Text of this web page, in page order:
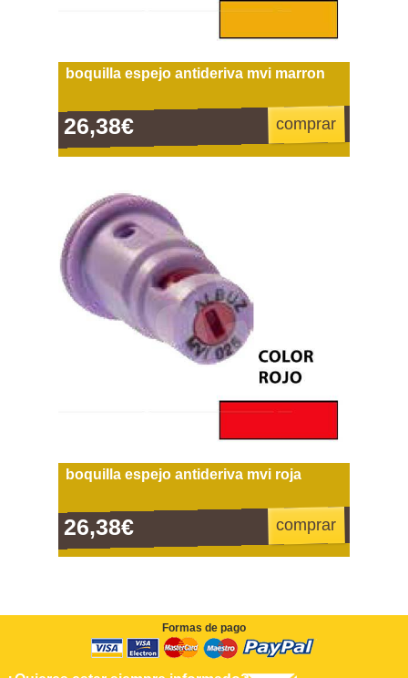
boquilla espejo antideriva mvi marron
26,38€ comprar
boquilla espejo antideriva mvi roja
26,38€ comprar
Formas de pago